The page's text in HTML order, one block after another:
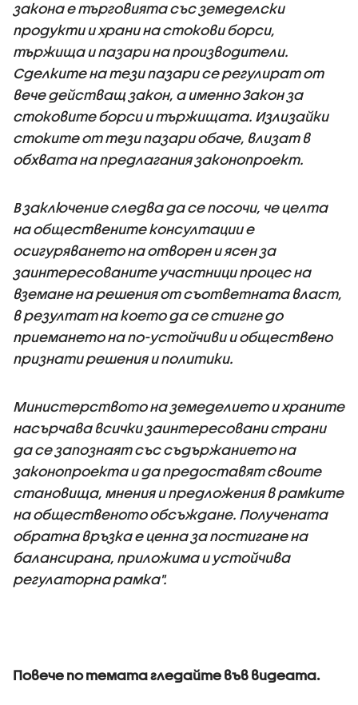
закона е търговията със земеделски
продукти и храни на стокови борси,
тържища и пазари на производители.
Сделките на тези пазари се регулират от
вече действащ закон, а именно Закон за
стоковите борси и тържищата. Излизайки
стоките от тези пазари обаче, влизат в
обхвата на предлагания законопроект.
В заключение следва да се посочи, че целта
на обществените консултации е
осигуряването на отворен и ясен за
заинтересованите участници процес на
вземане на решения от съответната власт,
в резултат на което да се стигне до
приемането на по-устойчиви и обществено
признати решения и политики.
Министерството на земеделието и храните
насърчава всички заинтересовани страни
да се запознаят със съдържанието на
законопроекта и да предоставят своите
становища, мнения и предложения в рамките
на общественото обсъждане. Получената
обратна връзка е ценна за постигане на
балансирана, приложима и устойчива
регулаторна рамка".
Повече по темата гледайте във видеата.